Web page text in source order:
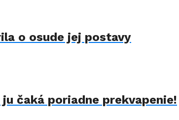
o osude jej postavy
čaká poriadne prekvapenie!